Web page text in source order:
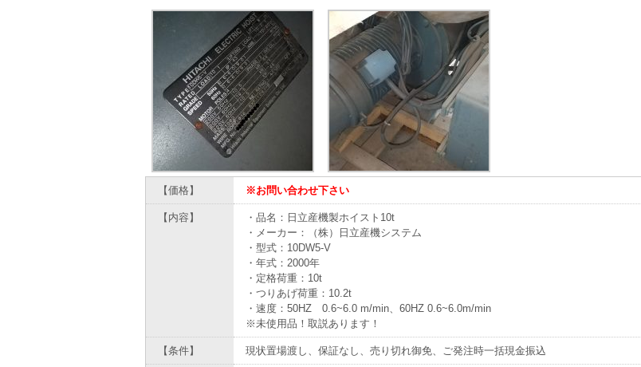
【価格】 ※お問い合わせ下さい
【内容】
・品名：日立産機製ホイスト10t
・メーカー：（株）日立産機システム
・型式：10DW5-V
・年式：2000年
・定格荷重：10t
・つりあげ荷重：10.2t
・速度：50HZ 0.6~6.0 m/min、60HZ 0.6~6.0m/min
※未使用品！取説あります！
【条件】 現状置場渡し、保証なし、売り切れ御免、ご発注時一括現金振込